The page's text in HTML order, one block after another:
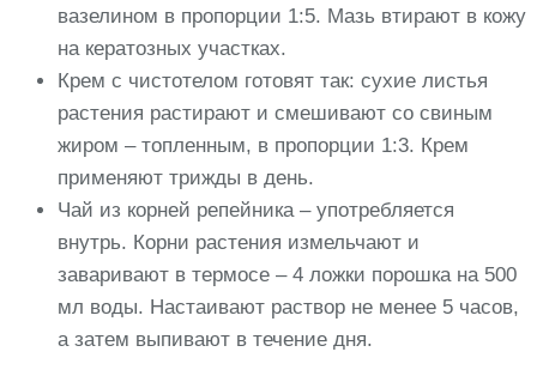
вазелином в пропорции 1:5. Мазь втирают в кожу
на кератозных участках.
Крем с чистотелом готовят так: сухие листья
растения растирают и смешивают со свиным
жиром – топленным, в пропорции 1:3. Крем
применяют трижды в день.
Чай из корней репейника – употребляется
внутрь. Корни растения измельчают и
заваривают в термосе – 4 ложки порошка на 500
мл воды. Настаивают раствор не менее 5 часов,
а затем выпивают в течение дня.